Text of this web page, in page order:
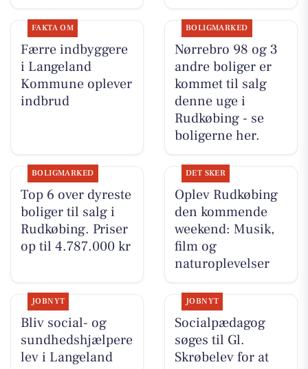
FAKTA OM
Færre indbyggere
i Langeland
Kommune oplever
indbrud
BOLIGMARKED
Nørrebro 98 og 3
andre boliger er
kommet til salg
denne uge i
Rudkøbing - se
boligerne her.
BOLIGMARKED
Top 6 over dyreste
boliger til salg i
Rudkøbing. Priser
op til 4.787.000 kr
DET SKER
Oplev Rudkøbing
den kommende
weekend: Musik,
film og
naturoplevelser
JOBNYT
Bliv social- og
sundhedshjælpere
lev i Langeland
JOBNYT
Socialpædagog
søges til Gl.
Skrøbelev for at